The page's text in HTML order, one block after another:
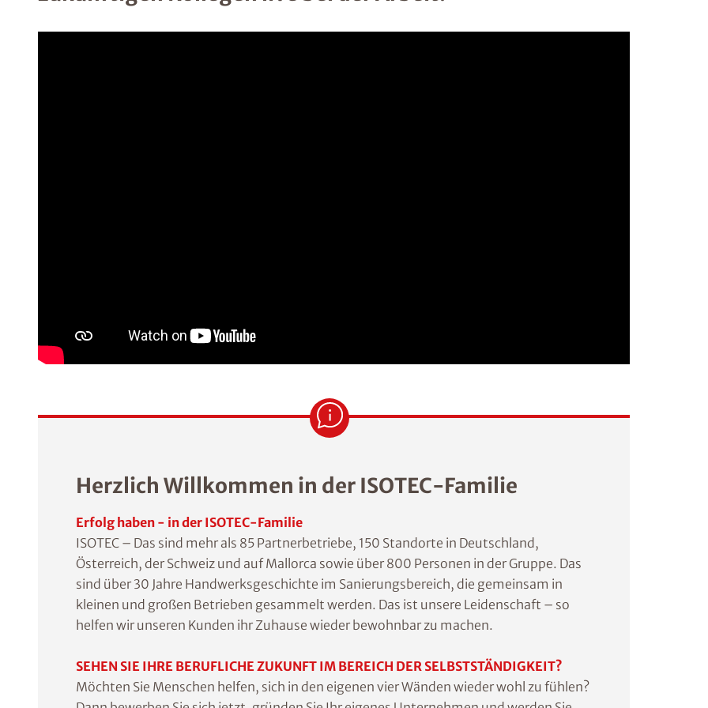
Herzlich Willkommen in der ISOTEC-Familie
Erfolg haben - in der ISOTEC-Familie
ISOTEC – Das sind mehr als 85 Partnerbetriebe, 150 Standorte in Deutschland,
Österreich, der Schweiz und auf Mallorca sowie über 800 Personen in der Gruppe. Das
sind über 30 Jahre Handwerksgeschichte im Sanierungsbereich, die gemeinsam in
kleinen und großen Betrieben gesammelt werden. Das ist unsere Leidenschaft – so
helfen wir unseren Kunden ihr Zuhause wieder bewohnbar zu machen.
SEHEN SIE IHRE BERUFLICHE ZUKUNFT IM BEREICH DER SELBSTSTÄNDIGKEIT?
Möchten Sie Menschen helfen, sich in den eigenen vier Wänden wieder wohl zu fühlen?